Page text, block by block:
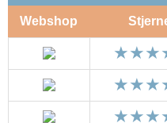
Webshop